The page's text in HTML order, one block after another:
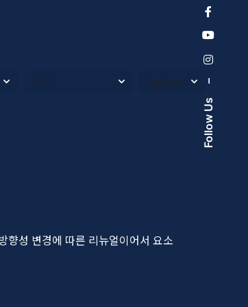
Follow Us
향성 변경에 따른 리뉴얼이어서 요소